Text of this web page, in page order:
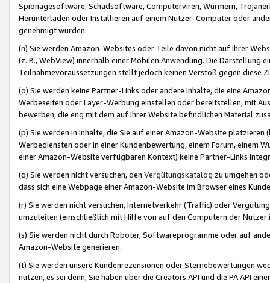
Spionagesoftware, Schadsoftware, Computerviren, Würmern,
Herunterladen oder Installieren auf einem Nutzer-Computer oder
genehmigt wurden.
(n) Sie werden Amazon-Websites oder Teile davon nicht auf Ihrer
(z. B., WebView) innerhalb einer Mobilen Anwendung. Die Darstellung
Teilnahmevoraussetzungen stellt jedoch keinen Verstoß gegen diese
(o) Sie werden keine Partner-Links oder andere Inhalte, die eine
Werbeseiten oder Layer-Werbung einstellen oder bereitstellen, mit
bewerben, die eng mit dem auf Ihrer Website befindlichen Material
(p) Sie werden in Inhalte, die Sie auf einer Amazon-Website
Werbediensten oder in einer Kundenbewertung, einem Forum, einem
einer Amazon-Website verfügbaren Kontext) keine Partner-Links
(q) Sie werden nicht versuchen, den Vergütungskatalog zu umgehen
dass sich eine Webpage einer Amazon-Website im Browser eines
(r) Sie werden nicht versuchen, Internetverkehr (Traffic) oder
umzuleiten (einschließlich mit Hilfe von auf den Computern der
(s) Sie werden nicht durch Roboter, Softwareprogramme oder auf
Amazon-Website generieren.
(t) Sie werden unsere Kundenrezensionen oder Sternebewertungen
nutzen, es sei denn, Sie haben über die Creators API und die PA API